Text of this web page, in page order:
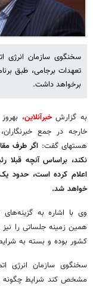
تعهدات برجامی، طبق
برخواهد داشت.
به گزارشخبرآنلاین،
خارجه در جمع
هسته‎ای گفت:
اگر طرف
نکند، براساس آنچه
اعلام کرده است، حدود
خواهد شد.
وی با اشاره به
همین زمینه جلساتی را
کشور بوده و بسته به
سخنگوی سازمان انرژی
مشخص کند شرایط چگونه